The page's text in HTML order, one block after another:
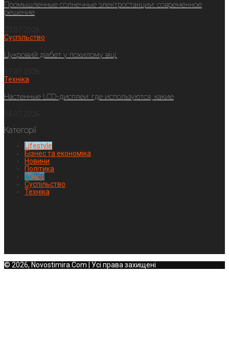
Промышленные солнечные электростанции: современное
решение
Суспільство
Цукровий діабет у похилому віці:
Техніка
Настенные LCD-дисплеи: где используются, какие
Категорії
Lifestyle
Бізнес та економіка
Новини
Політика
Спорт
Суспільство
Техніка
© 2026, Novostimira.Com | Усі права захищені